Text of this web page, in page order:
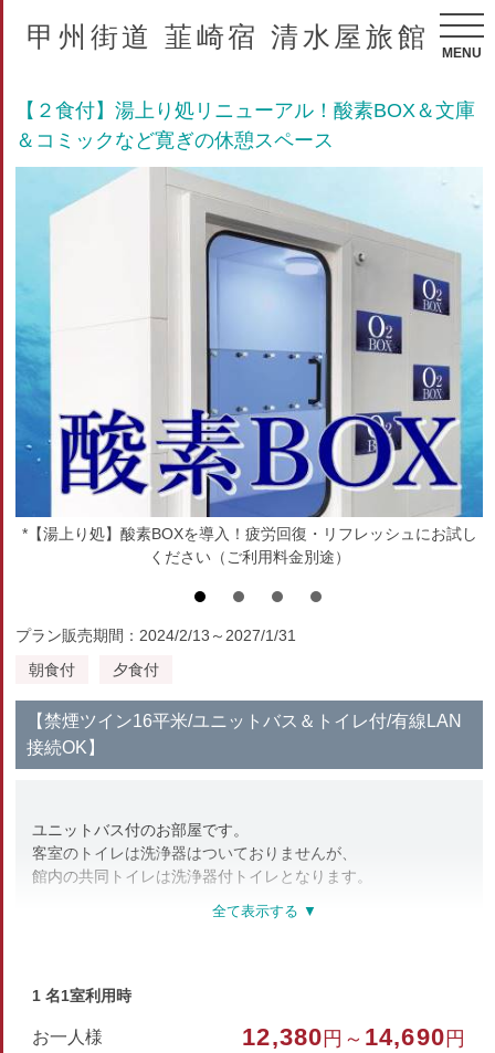
甲州街道 韮崎宿 清水屋旅館
MENU
【２食付】湯上り処リニューアル！酸素BOX＆文庫
＆コミックなど寛ぎの休憩スペース
*【湯上り処】酸素BOXを導入！疲労回復・リフレッシュにお試し
ください（ご利用料金別途）
プラン販売期間：2024/2/13～2027/1/31
朝食付
夕食付
【禁煙ツイン16平米/ユニットバス＆トイレ付/有線LAN
接続OK】
ユニットバス付のお部屋です。
客室のトイレは洗浄器はついておりませんが、
館内の共同トイレは洗浄器付トイレとなります。
LAN）接続可
■喫煙スペース■
1 名1室利用時
お一人様 12,380 円～ 14,690 円